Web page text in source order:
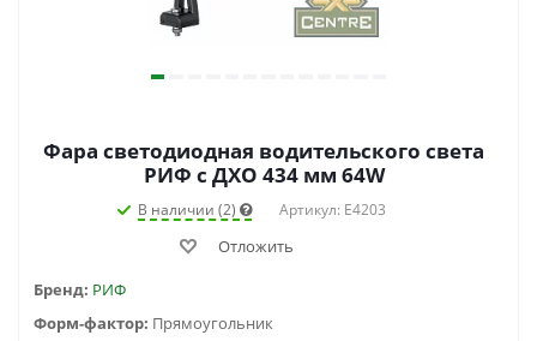
Фара светодиодная водительского света
РИФ с ДХО 434 мм 64W
В наличии (2) Артикул: E4203
Отложить
Бренд: РИФ
Форм-фактор: Прямоугольник